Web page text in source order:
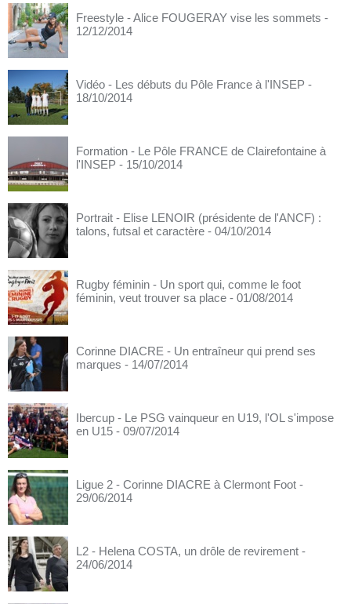
Freestyle - Alice FOUGERAY vise les sommets -
12/12/2014
Vidéo - Les débuts du Pôle France à l'INSEP -
18/10/2014
Formation - Le Pôle FRANCE de Clairefontaine à
l'INSEP - 15/10/2014
Portrait - Elise LENOIR (présidente de l'ANCF) :
talons, futsal et caractère - 04/10/2014
Rugby féminin - Un sport qui, comme le foot
féminin, veut trouver sa place - 01/08/2014
Corinne DIACRE - Un entraîneur qui prend ses
marques - 14/07/2014
Ibercup - Le PSG vainqueur en U19, l'OL s'impose
en U15 - 09/07/2014
Ligue 2 - Corinne DIACRE à Clermont Foot -
29/06/2014
L2 - Helena COSTA, un drôle de revirement -
24/06/2014